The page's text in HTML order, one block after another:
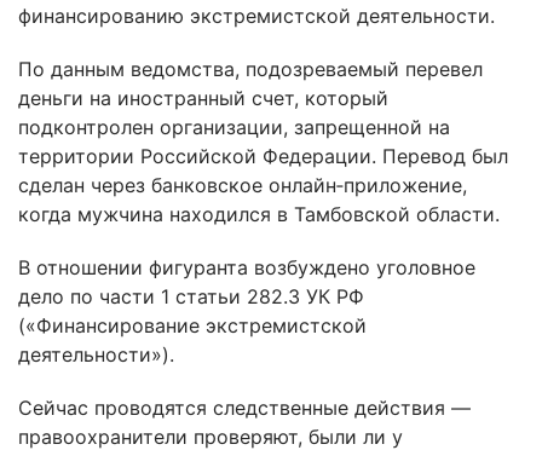
финансированию экстремистской деятельности.
По данным ведомства, подозреваемый перевел
деньги на иностранный счет, который
подконтролен организации, запрещенной на
территории Российской Федерации. Перевод был
сделан через банковское онлайн‑приложение,
когда мужчина находился в Тамбовской области.
В отношении фигуранта возбуждено уголовное
дело по части 1 статьи 282.3 УК РФ
(«Финансирование экстремистской
деятельности»).
Сейчас проводятся следственные действия —
правоохранители проверяют, были ли у